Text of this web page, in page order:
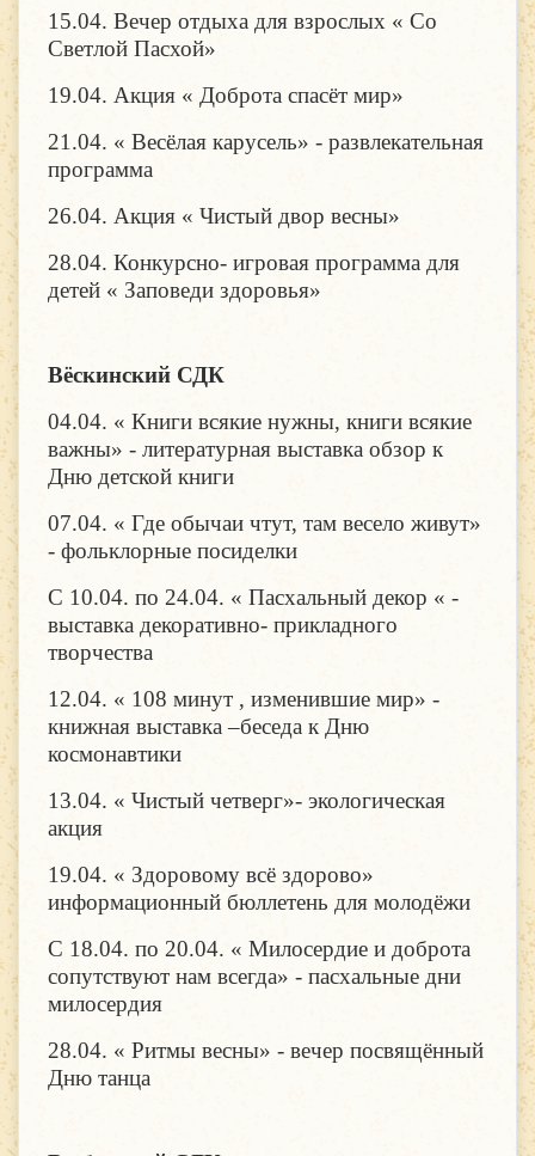
15.04. Вечер отдыха для взрослых « Со
Светлой Пасхой»
19.04. Акция « Доброта спасёт мир»
21.04. « Весёлая карусель» - развлекательная
программа
26.04. Акция « Чистый двор весны»
28.04. Конкурсно- игровая программа для
детей « Заповеди здоровья»
Вёскинский СДК
04.04. « Книги всякие нужны, книги всякие
важны» - литературная выставка обзор к
Дню детской книги
07.04. « Где обычаи чтут, там весело живут»
- фольклорные посиделки
С 10.04. по 24.04. « Пасхальный декор « -
выставка декоративно- прикладного
творчества
12.04. « 108 минут , изменившие мир» -
книжная выставка –беседа к Дню
космонавтики
13.04. « Чистый четверг»- экологическая
акция
19.04. « Здоровому всё здорово»
информационный бюллетень для молодёжи
С 18.04. по 20.04. « Милосердие и доброта
сопутствуют нам всегда» - пасхальные дни
милосердия
28.04. « Ритмы весны» - вечер посвящённый
Дню танца